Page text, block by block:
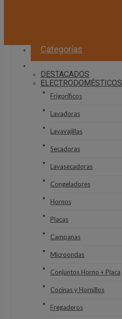
Categorías
DESTACADOS
ELECTRODOMÉSTICOS
Frigoríficos
Lavadoras
Lavavajillas
Secadoras
Lavasecadoras
Congeladores
Hornos
Placas
Campanas
Microondas
Conjuntos Horno + Placa
Cocinas y Hornillos
Fregaderos